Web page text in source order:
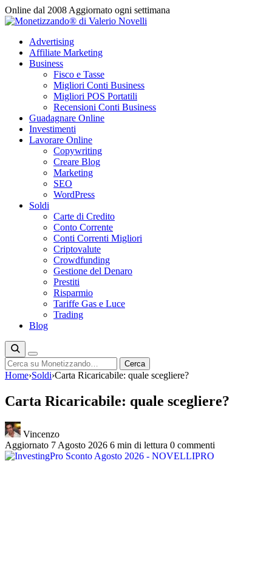
Vai
al
Online dal 2008 Aggiornato ogni settimana
Advertising
Affiliate Marketing
Business
Fisco e Tasse
Migliori Conti Business
Migliori POS Portatili
Recensioni Conti Business
Guadagnare Online
Investimenti
Lavorare Online
Copywriting
Creare Blog
Marketing
SEO
WordPress
Soldi
Carte di Credito
Conto Corrente
Conti Correnti Migliori
Criptovalute
Crowdfunding
Gestione del Denaro
Prestiti
Risparmio
Tariffe Gas e Luce
Trading
Blog
Cerca Cerca
Home›Soldi›Carta Ricaricabile: quale scegliere?
Carta Ricaricabile: quale scegliere?
Vincenzo
Aggiornato 7 Agosto 2026 6 min di lettura 0 commenti